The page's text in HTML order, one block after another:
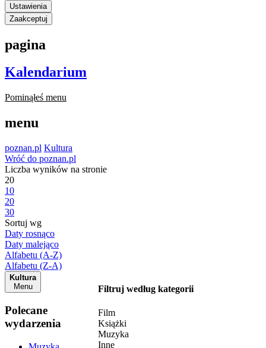
Ustawienia
Zaakceptuj
pagina
Kalendarium
Pominąłeś menu
menu
poznan.pl Kultura
Wróć do poznan.pl
Liczba wyników na stronie
20
10
20
30
Sortuj wg
Daty rosnąco
Daty malejąco
Alfabetu (A-Z)
Alfabetu (Z-A)
Kultura
Menu
Polecane
wydarzenia
Filtruj według kategorii
Film
Książki
Muzyka
Inne